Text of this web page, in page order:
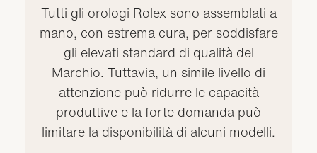
Tutti gli orologi Rolex sono assemblati a
mano, con estrema cura, per soddisfare
gli elevati standard di qualità del
Marchio. Tuttavia, un simile livello di
attenzione può ridurre le capacità
produttive e la forte domanda può
limitare la disponibilità di alcuni modelli.